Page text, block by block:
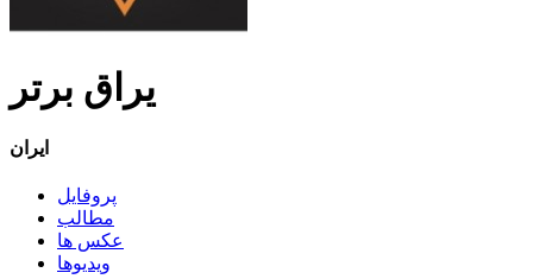
یراق برتر
ایران
پروفایل
مطالب
عکس ها
ویدیوها